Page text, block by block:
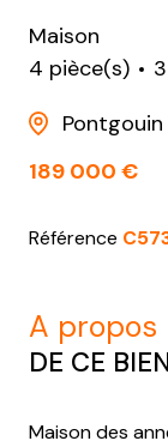
Maison
4 pièce(s)
189 000 €
Référence
a propos
DE CE
Maison des